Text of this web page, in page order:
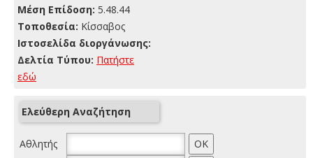
Μέση Επίδοση: 5.48.44
Τοποθεσία: Κίσσαβος
Ιστοσελίδα διοργάνωσης:
Δελτία Τύπου: Πατήστε
εδώ
Ελεύθερη Αναζήτηση
Αθλητής